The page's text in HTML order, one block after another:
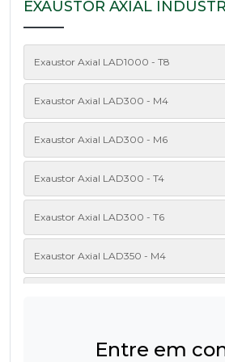
EXAUSTOR AXIAL
Exaustor Axial LAD1000 - T8
Exaustor Axial LAD300 - M4
Exaustor Axial LAD300 - M6
Exaustor Axial LAD300 - T4
Exaustor Axial LAD300 - T6
Exaustor Axial LAD350 - M4
Entre em